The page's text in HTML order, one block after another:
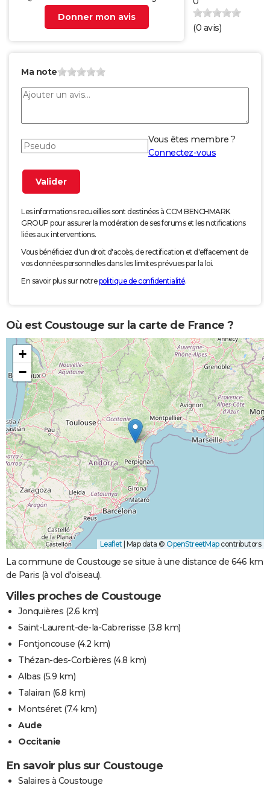
Donner mon avis
(0 avis)
Ma note
Vous êtes membre ?
Connectez-vous
Les informations recueillies sont destinées à CCM BENCHMARK
GROUP pour assurer la modération de ses forums et les notifications
liées aux interventions.
Vous bénéficiez d'un droit d'accès, de rectification et d'effacement de
vos données personnelles dans les limites prévues par la loi.
En savoir plus sur notrepolitique de confidentialité.
Où est Coustouge sur la carte de France ?
+
−
Leaflet Map data © OpenStreetMapcontributors
La commune de Coustouge se situe à une distance de 646 km
de Paris (à vol d'oiseau).
Villes proches de Coustouge
Jonquières (2.6 km)
Saint-Laurent-de-la-Cabrerisse (3.8 km)
Fontjoncouse (4.2 km)
Thézan-des-Corbières (4.8 km)
Albas (5.9 km)
Talairan (6.8 km)
Montséret(7.4 km)
Aude
Occitanie
En savoir plus sur Coustouge
Salaires à Coustouge